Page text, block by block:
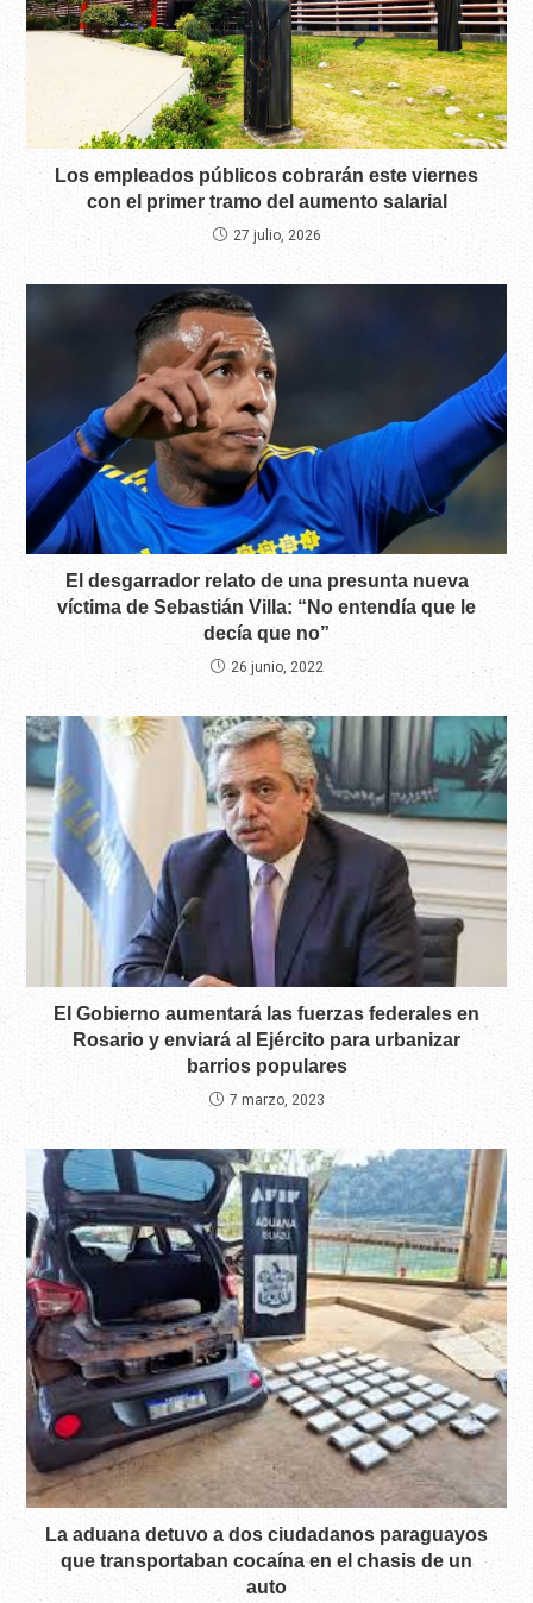
Los empleados públicos cobrarán este viernes
con el primer tramo del aumento salarial
27 julio, 2026
El desgarrador relato de una presunta nueva
víctima de Sebastián Villa: “No entendía que le
decía que no”
26 junio, 2022
El Gobierno aumentará las fuerzas federales en
Rosario y enviará al Ejército para urbanizar
barrios populares
7 marzo, 2023
La aduana detuvo a dos ciudadanos paraguayos
que transportaban cocaína en el chasis de un
auto